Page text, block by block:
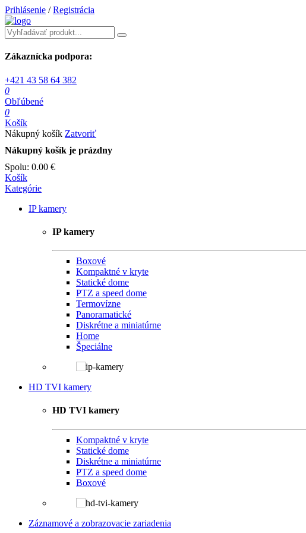
Prihlásenie / Registrácia
Zákaznícka podpora:
+421 43 58 64 382
0
Obľúbené
0
Košík
Nákupný košík Zatvoriť
Nákupný košík je prázdny
Spolu: 0.00 €
Košík
Kategórie
IP kamery
IP kamery
Boxové
Kompaktné v kryte
Statické dome
PTZ a speed dome
Termovízne
Panoramatické
Diskrétne a miniatúrne
Home
Špeciálne
HD TVI kamery
HD TVI kamery
Kompaktné v kryte
Statické dome
Diskrétne a miniatúrne
PTZ a speed dome
Boxové
Záznamové a zobrazovacie zariadenia